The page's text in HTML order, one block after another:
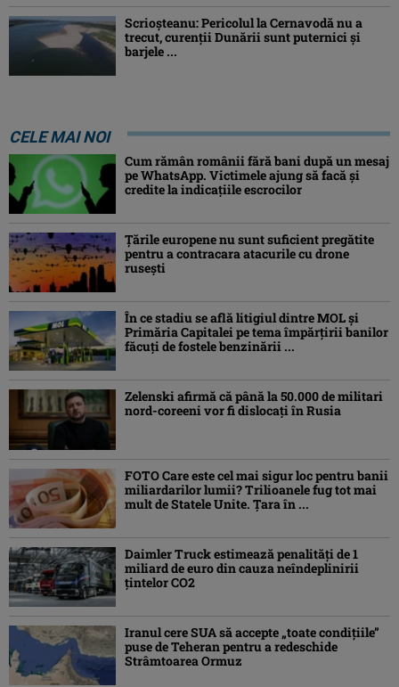
Scrioșteanu: Pericolul la Cernavodă nu a
trecut, curenţii Dunării sunt puternici şi
barjele ...
CELE MAI NOI
Cum rămân românii fără bani după un mesaj
pe WhatsApp. Victimele ajung să facă și
credite la indicațiile escrocilor
Ţările europene nu sunt suficient pregătite
pentru a contracara atacurile cu drone
ruseşti
În ce stadiu se află litigiul dintre MOL și
Primăria Capitalei pe tema împărțirii banilor
făcuți de fostele benzinării ...
Zelenski afirmă că până la 50.000 de militari
nord-coreeni vor fi dislocaţi în Rusia
FOTO Care este cel mai sigur loc pentru banii
miliardarilor lumii? Trilioanele fug tot mai
mult de Statele Unite. Țara în ...
Daimler Truck estimează penalități de 1
miliard de euro din cauza neîndeplinirii
țintelor CO2
Iranul cere SUA să accepte „toate condiţiile”
puse de Teheran pentru a redeschide
Strâmtoarea Ormuz